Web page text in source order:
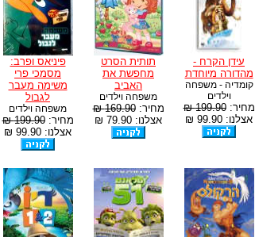
עידן הקרח -
מהדורה מיוחדת
קומדיה - משפחה
וילדים
מחיר:199.90 ₪
אצלנו: 99.90 ₪
תותית הסרט
מחפשת את
האביב
משפחה וילדים
מחיר:169.90 ₪
אצלנו: 79.90 ₪
פיניאס ופרב:
מסמכי פרי
משימה מעבר
לגבול
משפחה וילדים
מחיר:199.90 ₪
אצלנו: 99.90 ₪